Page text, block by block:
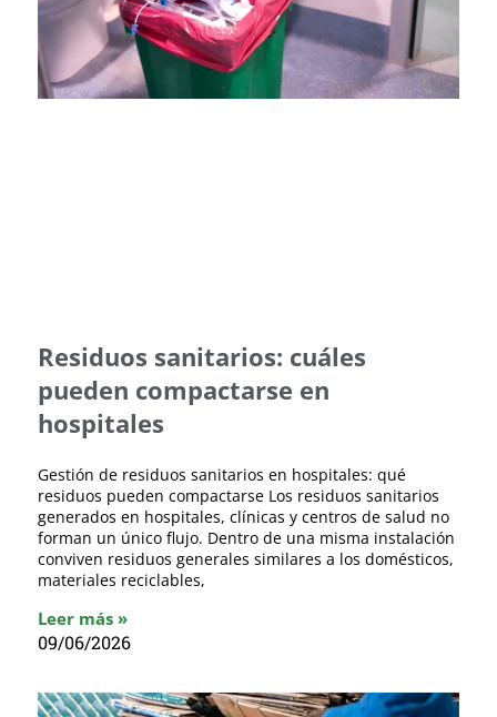
Residuos sanitarios: cuáles
pueden compactarse en
hospitales
Gestión de residuos sanitarios en hospitales: qué
residuos pueden compactarse Los residuos sanitarios
generados en hospitales, clínicas y centros de salud no
forman un único flujo. Dentro de una misma instalación
conviven residuos generales similares a los domésticos,
materiales reciclables,
Leer más »
09/06/2026